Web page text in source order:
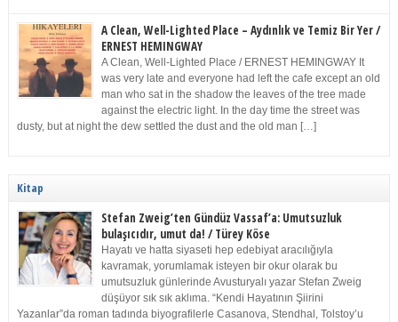
A Clean, Well-Lighted Place – Aydınlık ve Temiz Bir Yer /
ERNEST HEMINGWAY
A Clean, Well-Lighted Place / ERNEST HEMINGWAY It
was very late and everyone had left the cafe except an old
man who sat in the shadow the leaves of the tree made
against the electric light. In the day time the street was
dusty, but at night the dew settled the dust and the old man […]
Kitap
Stefan Zweig’ten Gündüz Vassaf’a: Umutsuzluk
bulaşıcıdır, umut da! / Türey Köse
Hayatı ve hatta siyaseti hep edebiyat aracılığıyla
kavramak, yorumlamak isteyen bir okur olarak bu
umutsuzluk günlerinde Avusturyalı yazar Stefan Zweig
düşüyor sık sık aklıma. “Kendi Hayatının Şiirini
Yazanlar”da roman tadında biyografilerle Casanova, Stendhal, Tolstoy’u